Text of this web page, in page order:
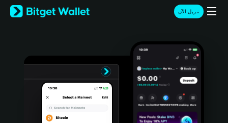
English
日本語
Türkçe
تنزيل الآن